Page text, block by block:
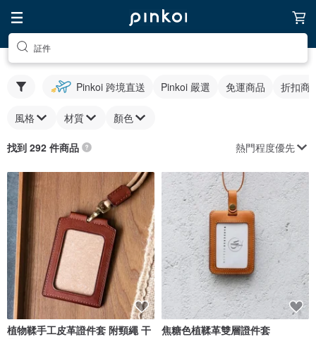
証件
Pinkoi 跨境直送 Pinkoi 嚴選 免運商品 折扣商
風格 材質 顏色
找到 292 件商品 熱門程度優先
植物鞣手工皮革證件套 附頸繩 干
焦糖色植鞣革雙層證件套